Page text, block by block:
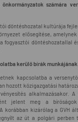
számára
döntéshozatal kultúrája
elősegítése,
fogyasztói döntéshozatallal
kerülő bírák
kapcsolatba a
hozott közigazgatási
alkalmazásakor. A
jelent meg a
korábban kizárólag a GVH
az út a polgári perben